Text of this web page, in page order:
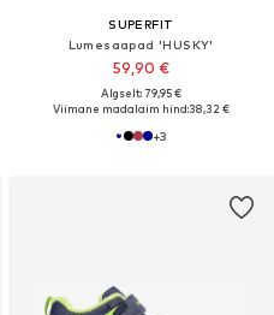
SUPERFIT
Lumesaapad 'HUSKY'
59,90 €
Algselt: 79,95 €
Viimane madalaim hind:38,32 €
+3